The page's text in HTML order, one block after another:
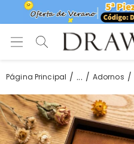
Página Principal ... Adornos